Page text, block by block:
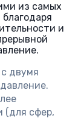
из самых
и
двумя
(для сфер,